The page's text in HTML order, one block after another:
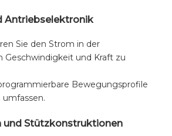
Antriebselektronik
Sie den Strom in der
Geschwindigkeit und Kraft zu
Bewegungsprofile
und Stützkonstruktionen